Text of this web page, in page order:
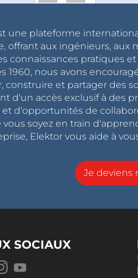
une plateforme
offrant aux ingénieurs, aux
connaissances pratiques
1960, nous avons
construire et partager des
d'un accès exclusif à des
d'opportunités de
vous soyez en train
Elektor vous aide à
Je deviens
SOCIAUX